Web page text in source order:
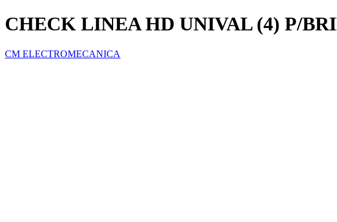
CHECK LINEA HD UNIVAL (4) P/
CM ELECTROMECANICA